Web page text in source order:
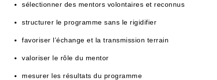
sélectionner des mentors volontaires et reconnus
structurer le programme sans le rigidifier
favoriser l’échange et la transmission terrain
valoriser le rôle du mentor
mesurer les résultats du programme